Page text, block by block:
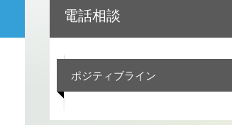
電話相談
ポジティブライン